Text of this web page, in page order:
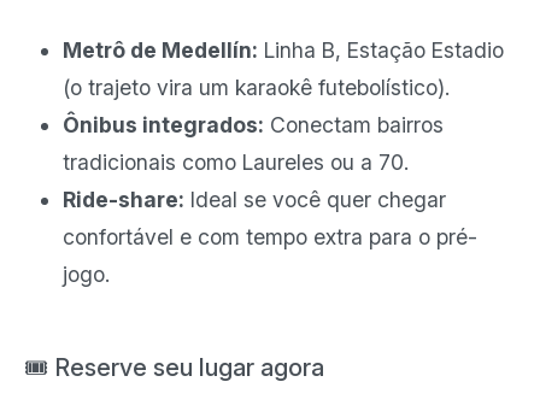
Metrô de Medellín: Linha B, Estação Estadio
(o trajeto vira um karaokê futebolístico).
Ônibus integrados: Conectam bairros
tradicionais como Laureles ou a 70.
Ride-share: Ideal se você quer chegar
confortável e com tempo extra para o pré-
jogo.
🎟️ Reserve seu lugar agora